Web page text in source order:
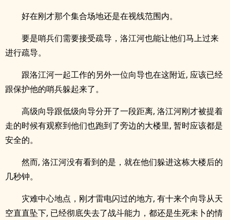
好在刚才那个集合场地还是在视线范围内。
要是哨兵们需要接受疏导，洛江河也能让他们马上过来
进行疏导。
跟洛江河一起工作的另外一位向导也在这附近, 应该已经
跟保护他的哨兵躲起来了。
高级向导跟低级向导分开了一段距离, 洛江河刚才被提着
走的时候有观察到他们也跑到了旁边的大楼里, 暂时应该都是
安全的。
然而, 洛江河没有看到的是，就在他们躲进这栋大楼后的
几秒钟。
灾难中心地点，刚才雷电闪过的地方, 有十来个向导从天
空直直坠下, 已经彻底失去了战斗能力，都还是生死未卜的情